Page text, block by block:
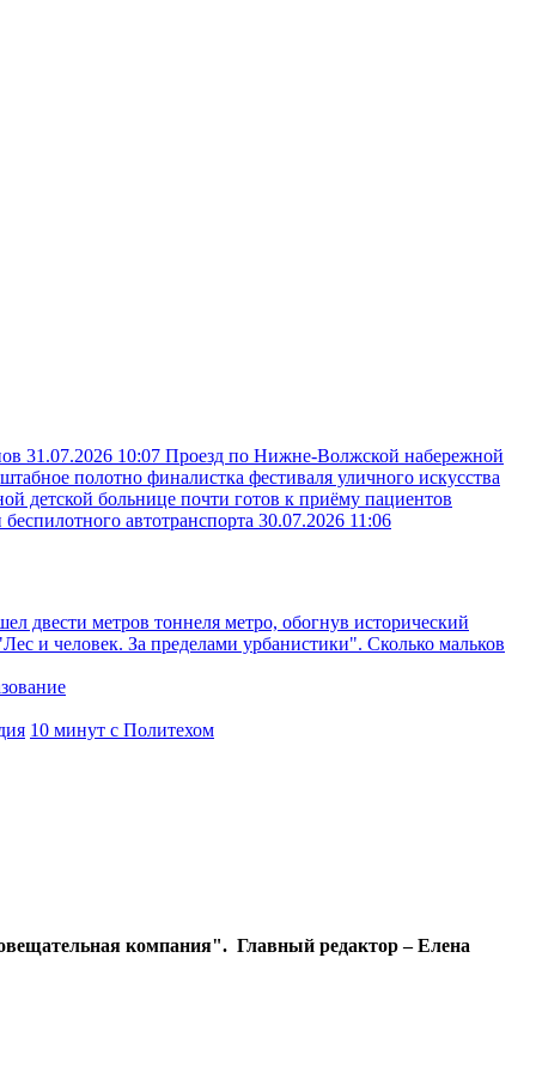
31.07.2026 10:07 Проезд по Нижне-Волжской набережной
полотно финалистка фестиваля уличного искусства
детской больнице почти готов к приёму пациентов
автотранспорта 30.07.2026 11:06
двести метров тоннеля метро, обогнув исторический
и человек. За пределами урбанистики". Сколько мальков
10 минут с Политехом
компания". Главный редактор – Елена